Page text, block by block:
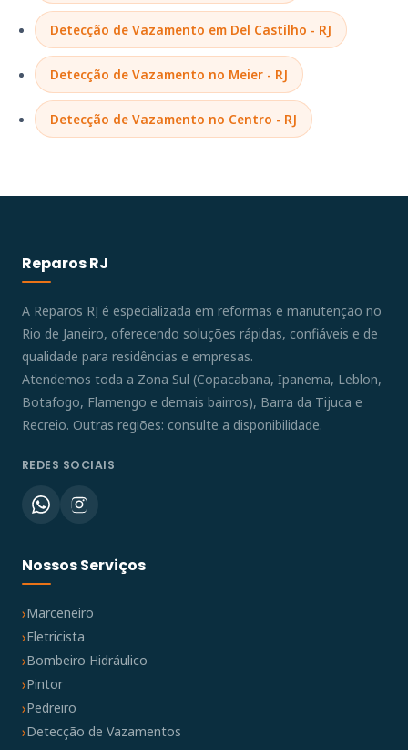
Detecção de Vazamento em Del Castilho - RJ
Detecção de Vazamento no Meier - RJ
Detecção de Vazamento no Centro - RJ
Reparos RJ
A Reparos RJ é especializada em reformas e manutenção no
Rio de Janeiro, oferecendo soluções rápidas, confiáveis e de
qualidade para residências e empresas.
Atendemos toda a Zona Sul (Copacabana, Ipanema, Leblon,
Botafogo, Flamengo e demais bairros), Barra da Tijuca e
Recreio. Outras regiões: consulte a disponibilidade.
REDES SOCIAIS
Nossos Serviços
Marceneiro
Eletricista
Bombeiro Hidráulico
Pintor
Pedreiro
Detecção de Vazamentos